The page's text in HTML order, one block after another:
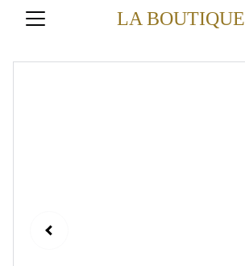
LA BOUTIQUE